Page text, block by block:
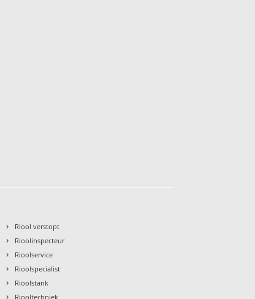
› Riool verstopt
› Rioolinspecteur
› Rioolservice
› Rioolspecialist
› Rioolstank
› Riooltechniek